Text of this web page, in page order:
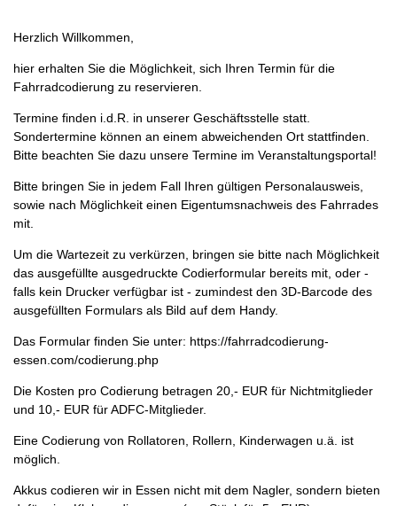
Herzlich Willkommen,
hier erhalten Sie die Möglichkeit, sich Ihren Termin für die
Fahrradcodierung zu reservieren.
Termine finden i.d.R. in unserer Geschäftsstelle statt.
Sondertermine können an einem abweichenden Ort stattfinden.
Bitte beachten Sie dazu unsere Termine im Veranstaltungsportal!
Bitte bringen Sie in jedem Fall Ihren gültigen Personalausweis,
sowie nach Möglichkeit einen Eigentumsnachweis des Fahrrades
mit.
Um die Wartezeit zu verkürzen, bringen sie bitte nach Möglichkeit
das ausgefüllte ausgedruckte Codierformular bereits mit, oder -
falls kein Drucker verfügbar ist - zumindest den 3D-Barcode des
ausgefüllten Formulars als Bild auf dem Handy.
Das Formular finden Sie unter: https://fahrradcodierung-
essen.com/codierung.php
Die Kosten pro Codierung betragen 20,- EUR für Nichtmitglieder
und 10,- EUR für ADFC-Mitglieder.
Eine Codierung von Rollatoren, Rollern, Kinderwagen u.ä. ist
möglich.
Akkus codieren wir in Essen nicht mit dem Nagler, sondern bieten